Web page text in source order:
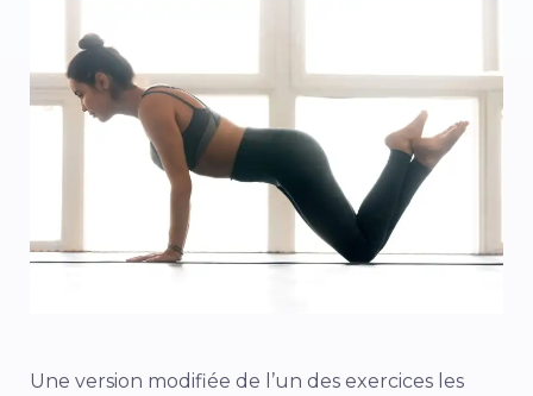
Une version modifiée de l’un des exercices les